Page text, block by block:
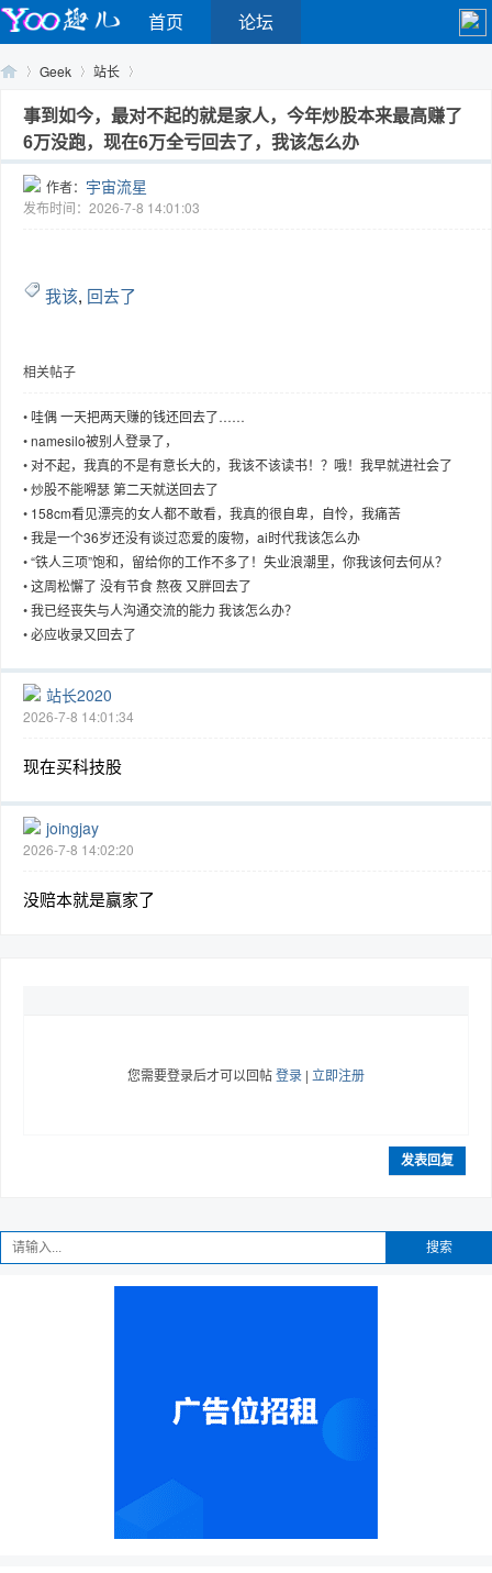
首页 论坛
Yo›
Geek
›
站长
›
事到如今，最对不起的就是家人，今年炒股本来最高赚了
6万没跑，现在6万全亏回去了，我该怎么办
作者： 宇宙流星
发布时间：2026-7-8 14:01:03
我该, 回去了
相关帖子
•哇偶 一天把两天赚的钱还回去了……
•namesilo被别人登录了，
•对不起，我真的不是有意长大的，我该不该读书！？哦！我早就进社会了
•炒股不能嘚瑟 第二天就送回去了
• 158cm看见漂亮的女人都不敢看，我真的很自卑，自怜，我痛苦
•我是一个36岁还没有谈过恋爱的废物，ai时代我该怎么办
•“铁人三项”饱和，留给你的工作不多了！失业浪潮里，你我该何去何从？
•这周松懈了 没有节食 熬夜 又胖回去了
•我已经丧失与人沟通交流的能力 我该怎么办？
•必应收录又回去了
站长2020
2026-7-8 14:01:34
现在买科技股
joingjay
2026-7-8 14:02:20
没赔本就是赢家了
您需要登录后才可以回帖登录 | 立即注册
发表回复
搜索